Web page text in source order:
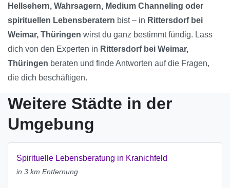
Hellsehern, Wahrsagern, Medium Channeling oder
spirituellen Lebensberatern bist – in Rittersdorf bei
Weimar, Thüringen wirst du ganz bestimmt fündig. Lass
dich von den Experten in Rittersdorf bei Weimar,
Thüringen beraten und finde Antworten auf die Fragen,
die dich beschäftigen.
Weitere Städte in der
Umgebung
Spirituelle Lebensberatung in Kranichfeld
in 3 km Entfernung